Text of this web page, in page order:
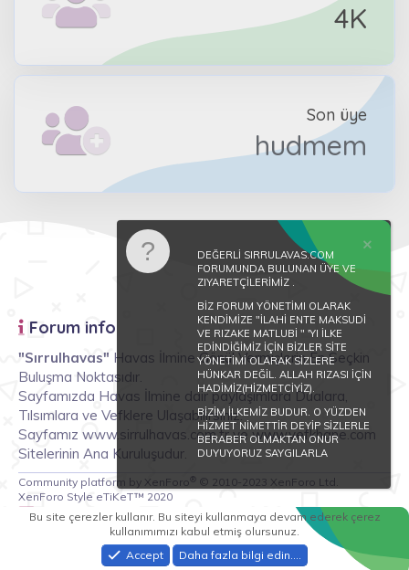
4K
Son üye
hudmem
Forum info
"Sırrulhavas" Havas İlmine Gönül Vermişlerin En Seçkin
Buluşma Noktasıdır.
Sayfamızda Havas İlmine dair paylaşımlara Dualara,
Tılsımlara ve Vefklere Ulaşabilirsiniz.
Sayfamız www.sirrulhavas.com.tr ve www.vefkhane.com
Sitelerinin Ana Kuruluşudur.
Community platform by XenForo ® © 2010-2023 XenForo Ltd.
XenForo Style eTiKeT™ 2020
Tepki lideri konular
Rüyada istediğin şeyi görmek
DEĞERLİ SIRRULAVAS.COM
FORUMUNDA BULUNAN ÜYE VE
ZIYARETÇİLERİMİZ .
BİZ FORUM YÖNETİMI OLARAK
KENDİMİZE "İLAHİ ENTE MAKSUDİ
VE RIZAKE MATLUBİ " 'YI İLKE
EDİNDİĞİMİZ İÇİN BİZLER SİTE
YÖNETİMİ OLARAK SİZLERE
HÜNKAR DEĞİL. ALLAH RIZASI İÇİN
HADİMİZ(HİZMETCİYİZ).
BİZİM İLKEMİZ BUDUR. O YÜZDEN
HİZMET NİMETTİR DEYİP SİZLERLE
BERABER OLMAKTAN ONUR
DUYUYORUZ SAYGILARLA
Bu site çerezler kullanır. Bu siteyi kullanmaya devam ederek çerez
kullanımımızı kabul etmiş olursunuz.
Accept
Daha fazla bilgi edin.…